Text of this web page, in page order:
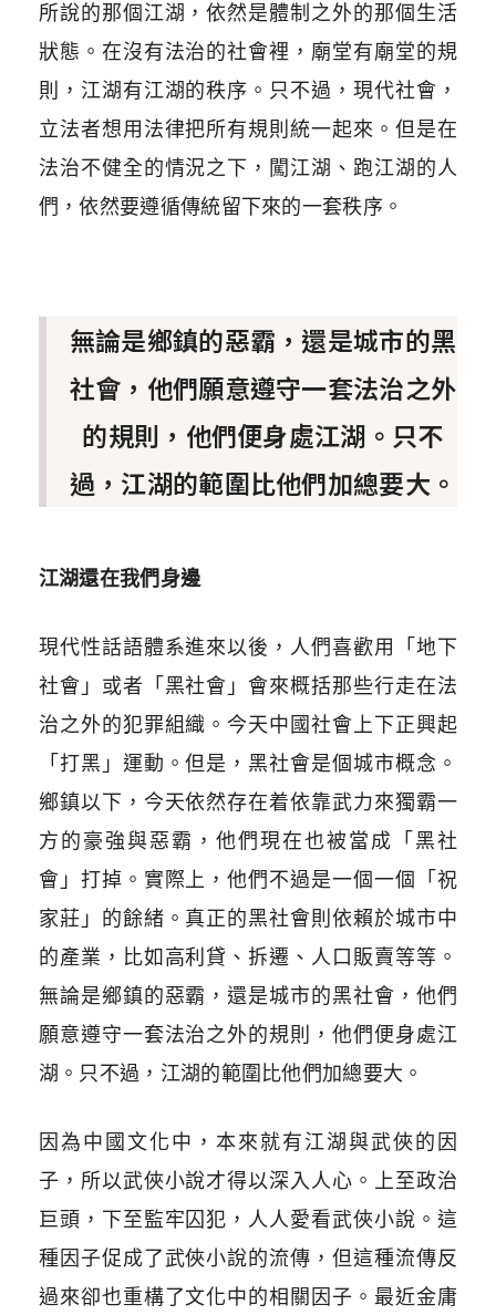
所說的那個江湖，依然是體制之外的那個生活
狀態。在沒有法治的社會裡 ，廟堂有廟堂的規
則，江湖有江湖的秩序。只不過，現代社會，
立法者想用法律把所有規則統一起來。但是在
法治不健全的情況之下，闖江湖、跑江湖的人
們，依然要遵循傳統留下來的一套秩序。
無論是鄉鎮的惡霸，還是城市的黑
社會，他們願意遵守一套法治之外
的規則，他們便身處江湖。只不
過，江湖的範圍比他們加總要大。
江湖還在我們身邊
現代性話語體系進來以後，人們喜歡用「地下
社會」或者「黑社會」會來概括那些行走在法
治之外的犯罪組織。今天中國社會上下正興起
「打黑」運動。但是，黑社會是個城市概念。
鄉鎮以下，今天依然存在着依靠武力來獨霸一
方的豪強與惡霸，他們現在也被當成「黑社
會」打掉。實際上，他們不過是一個一個「祝
家莊」的餘緒。真正的黑社會則依賴於城市中
的產業，比如高利貸、拆遷、人口販賣等等。
無論是鄉鎮的惡霸，還是城市的黑社會，他們
願意遵守一套法治之外的規則，他們便身處江
湖。只不過，江湖的範圍比他們加總要大。
因為中國文化中，本來就有江湖與武俠的因
子，所以武俠小說才得以深入人心。上至政治
巨頭，下至監牢囚犯，人人愛看武俠小說。這
種因子促成了武俠小說的流傳，但這種流傳反
過來卻也重構了文化中的相關因子。最近金庸